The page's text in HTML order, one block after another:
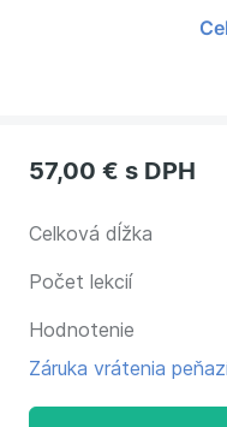
situácii vytvárate
57,00 € s DPH
Celková dĺžka
Počet lekcií
Hodnotenie
Záruka vrátenia